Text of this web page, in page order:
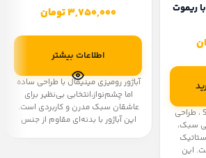
ریموت
آباژور مدرن پیچ با لامپ SMD ، طراحی
سبک،
این
3,750,000تومان
اطلاعات بیشتر
آباژور رومیزی مینیمال با طراحی ساده
اما چشم‌نواز،انتخابی بی‌نظیر برای
عاشقان سبک مدرن و کاربردی است.
این آباژور با بدنه‌ای مقاوم از جنس